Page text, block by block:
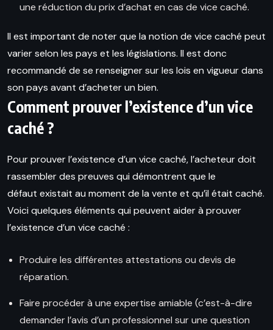
une réduction du prix d’achat en cas de vice caché.
Il est important de noter que la notion de vice caché peut
varier selon les pays et les législations. Il est donc
recommandé de se renseigner sur les lois en vigueur dans
son pays avant d’acheter un bien.
Comment prouver l’existence d’un vice
caché ?
Pour prouver l’existence d’un vice caché, l’acheteur doit
rassembler des preuves qui démontrent que le
défaut existait au moment de la vente et qu’il était caché.
Voici quelques éléments qui peuvent aider à prouver
l’existence d’un vice caché :
Produire les différentes attestations ou devis de
réparation.
Faire procéder à une expertise amiable (c’est-à-dire
demanderl’avis d’un professionnel sur une question